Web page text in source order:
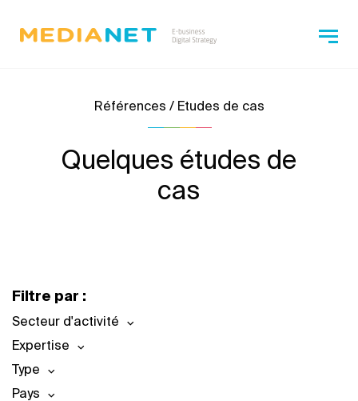
Références / Etudes de cas
Quelques études de
cas
Filtre par :
Secteur d'activité
Expertise
Type
Pays